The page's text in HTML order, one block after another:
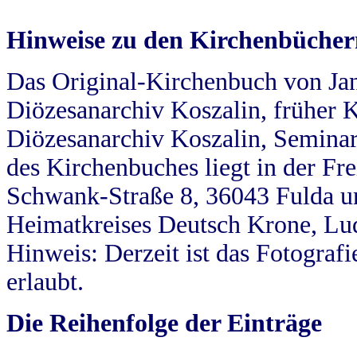
Hinweise zu den
Das Original-Kirchenbuch von
Diözesanarchiv Koszalin, früher
Diözesanarchiv Koszalin,
des Kirchenbuches liegt in der
Schwank-Straße 8, 36043 Fulda
Heimatkreises Deutsch Krone,
Hinweis: Derzeit ist das
erlaubt.
Die Reihenfolge der Einträge